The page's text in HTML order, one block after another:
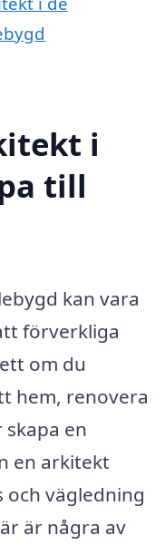
i
till
kan vara
förverkliga
om du
hem, renovera
en
en arkitekt
vägledning
är några av